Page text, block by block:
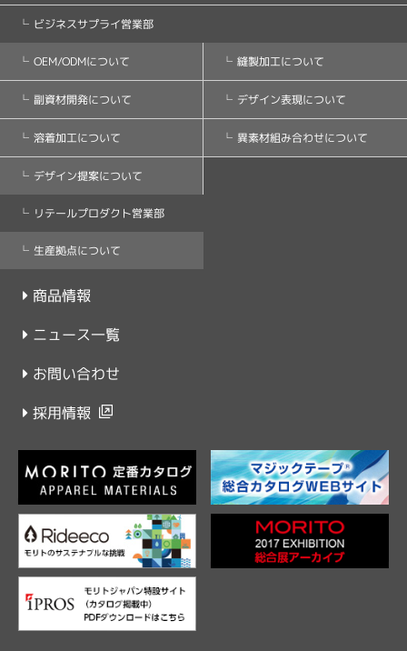
ビジネスサプライ営業部
OEM/ODMについて 縫製加工について
副資材開発について デザイン表現について
溶着加工について 異素材組み合わせについて
デザイン提案について
リテールプロダクト営業部
生産拠点について
商品情報
ニュース一覧
お問い合わせ
採用情報